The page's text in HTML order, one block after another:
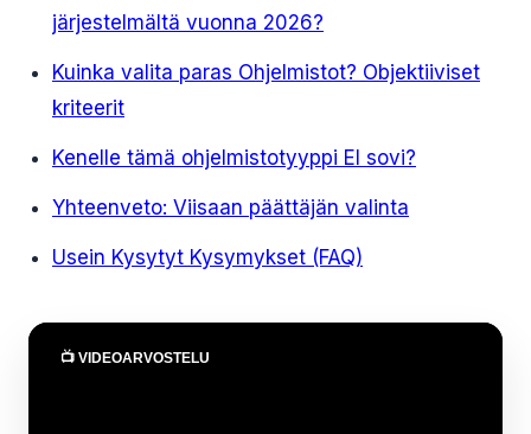
järjestelmältä vuonna 2026?
Kuinka valita paras Ohjelmistot? Objektiiviset
kriteerit
Kenelle tämä ohjelmistotyyppi EI sovi?
Yhteenveto: Viisaan päättäjän valinta
Usein Kysytyt Kysymykset (FAQ)
📺 VIDEOARVOSTELU